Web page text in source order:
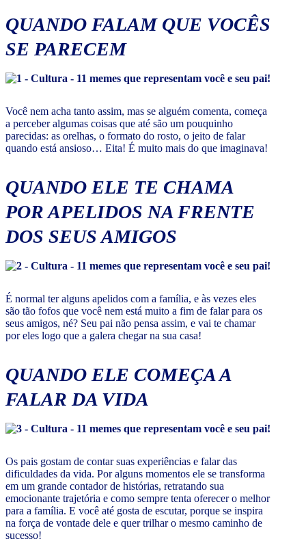
QUANDO FALAM QUE VOCÊS
SE PARECEM
Você nem acha tanto assim, mas se alguém comenta, começa
a perceber algumas coisas que até são um pouquinho
parecidas: as orelhas, o formato do rosto, o jeito de falar
quando está ansioso… Eita! É muito mais do que imaginava!
QUANDO ELE TE CHAMA
POR APELIDOS NA FRENTE
DOS SEUS AMIGOS
É normal ter alguns apelidos com a família, e às vezes eles
são tão fofos que você nem está muito a fim de falar para os
seus amigos, né? Seu pai não pensa assim, e vai te chamar
por eles logo que a galera chegar na sua casa!
QUANDO ELE COMEÇA A
FALAR DA VIDA
Os pais gostam de contar suas experiências e falar das
dificuldades da vida. Por alguns momentos ele se transforma
em um grande contador de histórias, retratando sua
emocionante trajetória e como sempre tenta oferecer o melhor
para a família. E você até gosta de escutar, porque se inspira
na força de vontade dele e quer trilhar o mesmo caminho de
sucesso!